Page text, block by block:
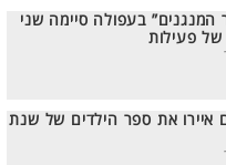
המנגנים” בעפולה סיימה שני
של פעילות
איירו את ספר הילדים של שנת